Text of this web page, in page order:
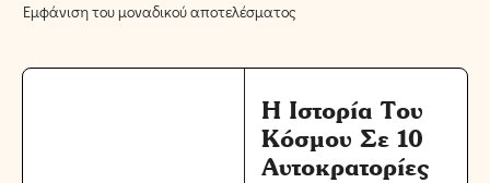
Εμφάνιση του μοναδικού αποτελέσματος
Η Ιστορία Του
Κόσμου Σε 10
Αυτοκρατορίες